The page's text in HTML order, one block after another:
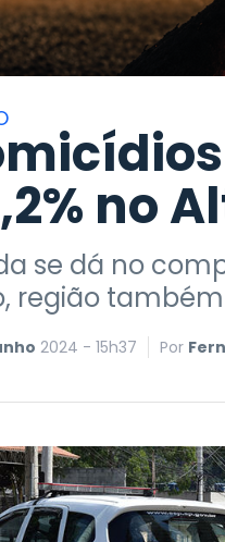
no
se dá no
região
2024 - 15h37 Por